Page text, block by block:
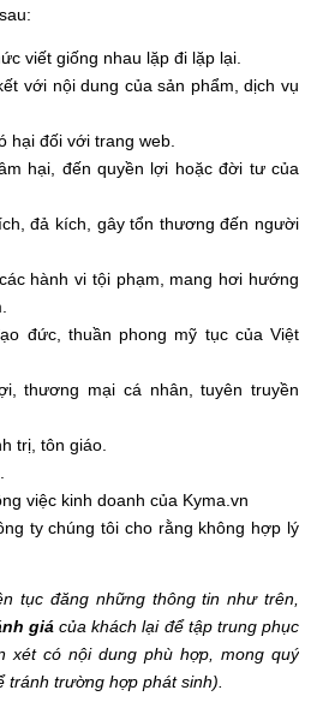
viết giống nhau lặp đi lặp lại.
với nội dung của sản phẩm, dịch vụ
hại đối với trang web.
hại, đến quyền lợi hoặc đời tư của
đả kích, gây tổn thương đến người
hành vi tội phạm, mang hơi hướng
đức, thuần phong mỹ tục của Việt
thương mại cá nhân, tuyên truyền
trị, tôn giáo.
việc kinh doanh của Kyma.vn
ty chúng tôi cho rằng không hợp lý
tục đăng những thông tin như trên,
giácủa khách lại để tập trung phục
xét có nội dung phù hợp, mong quý
trường hợp phát sinh).